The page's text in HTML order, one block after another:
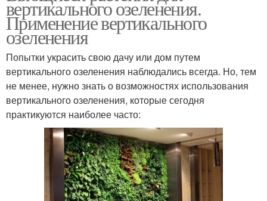
вертикального озеленения.
Применение вертикального
озеленения
Попытки украсить свою дачу или дом путем
вертикального озеленения наблюдались всегда. Но, тем
не менее, нужно знать о возможностях использования
вертикального озеленения, которые сегодня
практикуются наиболее часто: